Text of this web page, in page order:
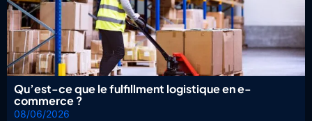
Qu’est-ce que le fulfillment logistique en e-
commerce ?
08/06/2026